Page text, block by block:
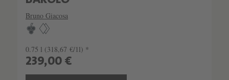
Bruno Giacosa
0.75 l (318,67 €/1l) *
239,00 €